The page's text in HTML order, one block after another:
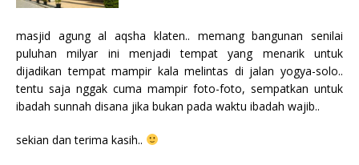
masjid agung al aqsha klaten.. memang bangunan senilai
puluhan milyar ini menjadi tempat yang menarik untuk
dijadikan tempat mampir kala melintas di jalan yogya-solo..
tentu saja nggak cuma mampir foto-foto, sempatkan untuk
ibadah sunnah disana jika bukan pada waktu ibadah wajib..
sekian dan terima kasih..